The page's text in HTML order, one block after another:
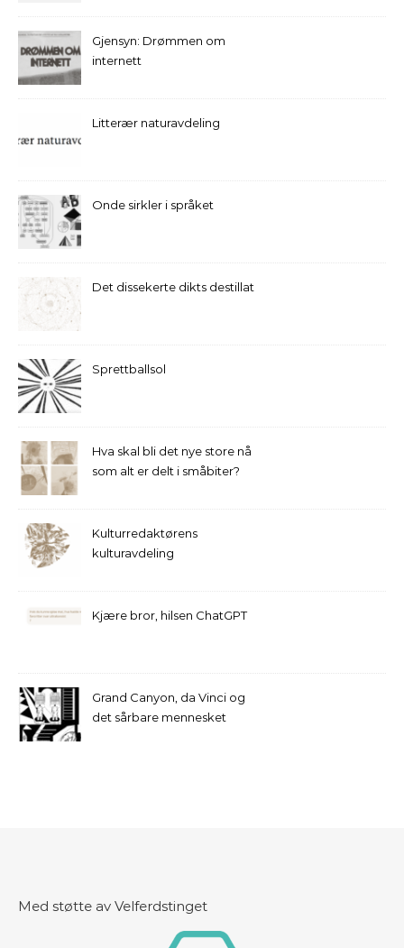
Gjensyn: Drømmen om
internett
Litterær naturavdeling
Onde sirkler i språket
Det dissekerte dikts destillat
Sprettballsol
Hva skal bli det nye store nå
som alt er delt i småbiter?
Kulturredaktørens
kulturavdeling
Kjære bror, hilsen ChatGPT
Grand Canyon, da Vinci og
det sårbare mennesket
Med støtte av Velferdstinget